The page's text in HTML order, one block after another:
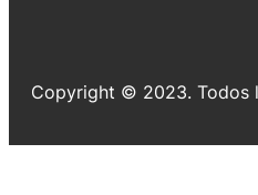
Copyright © 2023. Todos